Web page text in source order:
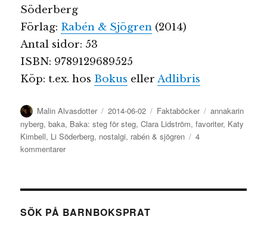
Söderberg
Förlag: Rabén & Sjögren (2014)
Antal sidor: 53
ISBN: 9789129689525
Köp: t.ex. hos Bokus ellerAdlibris
Författare
Malin Alvasdotter
Publicerat
den
2014-06-02 Kategorier
Faktaböcker Etiketter
annakarin
nyberg,baka, Baka: steg för steg,Clara Lidström,favoriter, Katy
Kimbell, Li Söderberg, nostalgi, rabén & sjögren
4
kommentarertill
för
SÖK PÅ BARNBOKSPRAT